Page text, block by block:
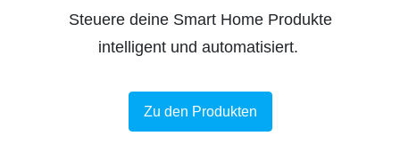
Steuere deine Smart Home Produkte
intelligent und automatisiert.
Zu den Produkten